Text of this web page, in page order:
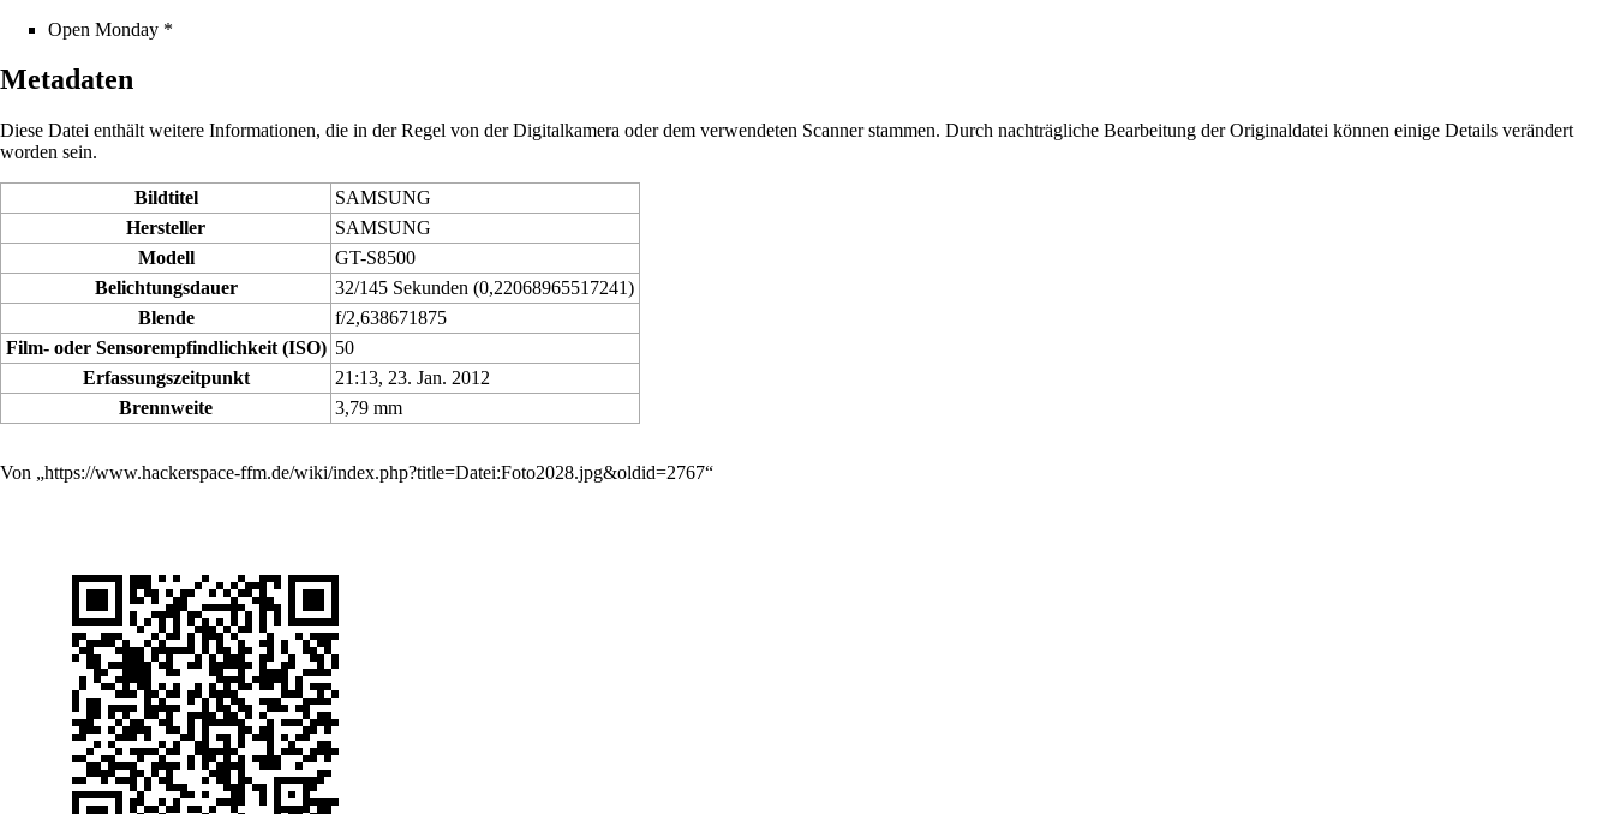
Open Monday *
Metadaten
Diese Datei enthält weitere Informationen, die in der Regel von der Digitalkamera oder dem verwendeten Scanner stammen. Durch nachträgliche Bearbeitung der Originaldatei können einige Details verändert
worden sein.
Bildtitel
SAMSUNG
Hersteller
SAMSUNG
Modell
GT-S8500
Belichtungsdauer
32/145 Sekunden (0,22068965517241)
Blende
f/2,638671875
Film- oder Sensorempfindlichkeit (ISO) 50
Erfassungszeitpunkt
21:13, 23. Jan. 2012
Brennweite
3,79 mm
Von „https://www.hackerspace-ffm.de/wiki/index.php?title=Datei:Foto2028.jpg&oldid=2767“